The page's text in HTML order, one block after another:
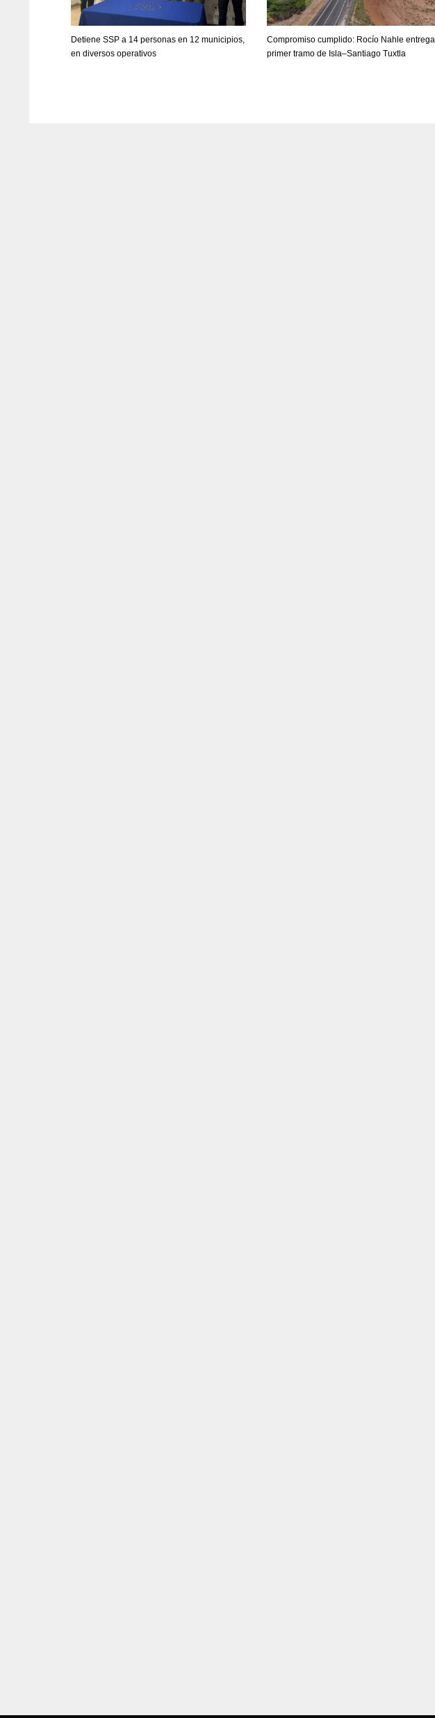
Detiene SSP a 14 personas en 12 municipios,
en diversos operativos
Compromiso cumplido: Rocío Nahle entrega
primer tramo de Isla–Santiago Tuxtla